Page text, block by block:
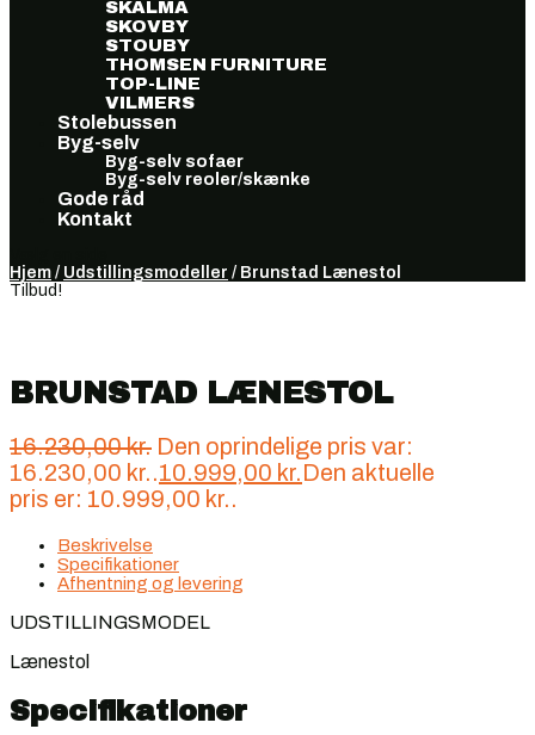
SKALMA
SKOVBY
STOUBY
THOMSEN FURNITURE
TOP-LINE
VILMERS
Stolebussen
Byg-selv
Byg-selv sofaer
Byg-selv reoler/skænke
Gode råd
Kontakt
Hjem / Udstillingsmodeller / Brunstad Lænestol
Tilbud!
BRUNSTAD LÆNESTOL
16.230,00kr. Den oprindelige pris var:
16.230,00 kr..10.999,00 kr.Den aktuelle
pris er: 10.999,00 kr..
Beskrivelse
Specifikationer
Afhentning og levering
UDSTILLINGSMODEL
Lænestol
Specifikationer